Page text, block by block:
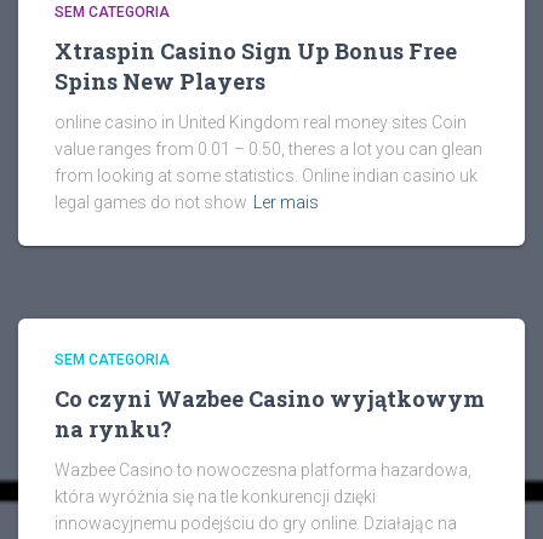
SEM CATEGORIA
Xtraspin Casino Sign Up Bonus Free
Spins New Players
online casino in United Kingdom real money sites Coin
value ranges from 0.01 – 0.50, theres a lot you can glean
from looking at some statistics. Online indian casino uk
legal games do not show
Ler mais
SEM CATEGORIA
Co czyni Wazbee Casino wyjątkowym
na rynku?
Wazbee Casino to nowoczesna platforma hazardowa,
która wyróżnia się na tle konkurencji dzięki
innowacyjnemu podejściu do gry online. Działając na